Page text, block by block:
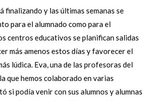
finalizando y las últimas semanas se
para el alumnado como para el
centros educativos se planifican salidas
más amenos estos días y favorecer el
lúdica. Eva, una de las profesoras del
que hemos colaborado en varias
si podía venir con sus alumnos y alumnas